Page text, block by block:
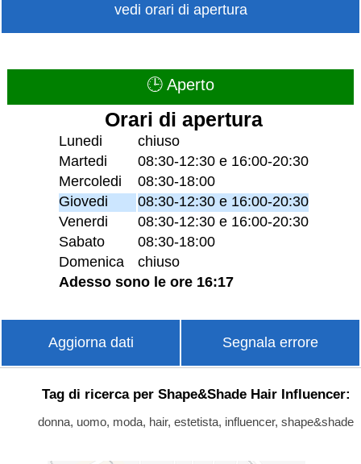
vedi orari di apertura
🕒 Aperto
Orari di apertura
Lunedi
chiuso
Martedi
08:30-12:30 e 16:00-20:30
Mercoledi
08:30-18:00
Giovedi
08:30-12:30 e 16:00-20:30
Venerdi
08:30-12:30 e 16:00-20:30
Sabato
08:30-18:00
Domenica
chiuso
Adesso sono le ore 16:17
Aggiorna dati Segnala errore
Tag di ricerca per Shape&Shade Hair Influencer:
donna, uomo, moda, hair, estetista, influencer, shape&shade